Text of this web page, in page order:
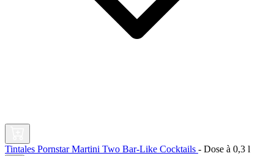
Tintales Pornstar Martini Two Bar-Like Cocktails - Dose à 0,3 l